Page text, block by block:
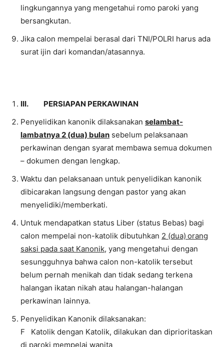
lingkungannya yang mengetahui romo paroki yang
bersangkutan.
Jika calon mempelai berasal dari TNI/POLRI harus ada
surat ijin dari komandan/atasannya.
III. PERSIAPAN PERKAWINAN
Penyelidikan kanonik dilaksanakan selambat-
lambatnya 2 (dua) bulan sebelum pelaksanaan
perkawinan dengan syarat membawa semua dokumen
– dokumen dengan lengkap.
Waktu dan pelaksanaan untuk penyelidikan kanonik
dibicarakan langsung dengan pastor yang akan
menyelidiki/memberkati.
Untuk mendapatkan status Liber (status Bebas) bagi
calon mempelai non-katolik dibutuhkan 2 (dua) orang
saksi pada saat Kanonik, yang mengetahui dengan
sesungguhnya bahwa calon non-katolik tersebut
belum pernah menikah dan tidak sedang terkena
halangan ikatan nikah atau halangan-halangan
perkawinan lainnya.
Penyelidikan Kanonik dilaksanakan:
F Katolik dengan Katolik, dilakukan dan diprioritaskan
di paroki mempelai wanita